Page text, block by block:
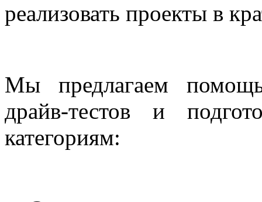
реализовать проекты в
Мы предлагаем
драйв-тестов и
категориям: